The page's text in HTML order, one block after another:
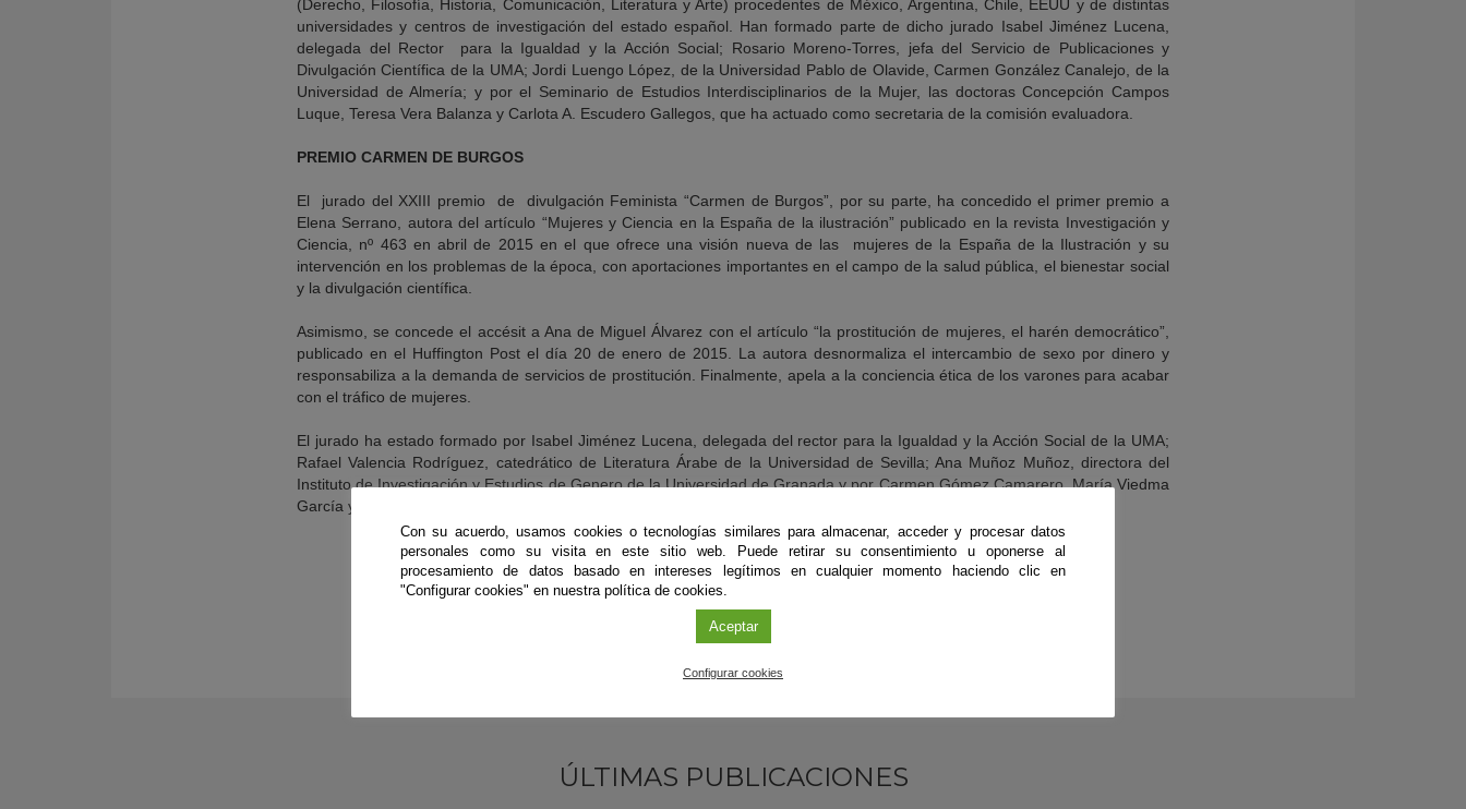
(Derecho, Filosofía, Historia, Comunicación, Literatura y Arte) procedentes de México, Argentina, Chile, EEUU y de distintas
universidades y centros de investigación del estado español. Han formado parte de dicho jurado Isabel Jiménez Lucena,
delegada del Rector para la Igualdad y la Acción Social; Rosario Moreno-Torres, jefa del Servicio de Publicaciones y
Divulgación Científica de la UMA; Jordi Luengo López, de la Universidad Pablo de Olavide, Carmen González Canalejo, de la
Universidad de Almería; y por el Seminario de Estudios Interdisciplinarios de la Mujer, las doctoras Concepción Campos
Luque, Teresa Vera Balanza y Carlota A. Escudero Gallegos, que ha actuado como secretaria de la comisión evaluadora.
PREMIO CARMEN DE BURGOS
El jurado del XXIII premio de divulgación Feminista “Carmen de Burgos”, por su parte, ha concedido el primer premio a
Elena Serrano, autora del artículo “Mujeres y Ciencia en la España de la ilustración” publicado en la revista Investigación y
Ciencia, nº 463 en abril de 2015 en el que ofrece una visión nueva de las mujeres de la España de la Ilustración y su
intervención en los problemas de la época, con aportaciones importantes en el campo de la salud pública, el bienestar social
y la divulgación científica.
Asimismo, se concede el accésit a Ana de Miguel Álvarez con el artículo “la prostitución de mujeres, el harén democrático”,
publicado en el Huffington Post el día 20 de enero de 2015. La autora desnormaliza el intercambio de sexo por dinero y
responsabiliza a la demanda de servicios de prostitución. Finalmente, apela a la conciencia ética de los varones para acabar
con el tráfico de mujeres.
El jurado ha estado formado por Isabel Jiménez Lucena, delegada del rector para la Igualdad y la Acción Social de la UMA;
Rafael Valencia Rodríguez, catedrático de Literatura Árabe de la Universidad de Sevilla; Ana Muñoz Muñoz, directora del
Instituto de Investigación y Estudios de Genero de la Universidad de Granada y por Carmen Gómez Camarero, María Viedma
García y Eva Mª Gil Benítez, integrantes de la Asociación de Estudios Históricos sobre la Mujer de la UMA.
ÚLTIMAS PUBLICACIONES
Con su acuerdo, usamos cookies o tecnologías similares para almacenar, acceder y procesar datos
personales como su visita en este sitio web. Puede retirar su consentimiento u oponerse al
procesamiento de datos basado en intereses legítimos en cualquier momento haciendo clic en
"Configurar cookies" en nuestra política de cookies.
Aceptar
Configurar cookies